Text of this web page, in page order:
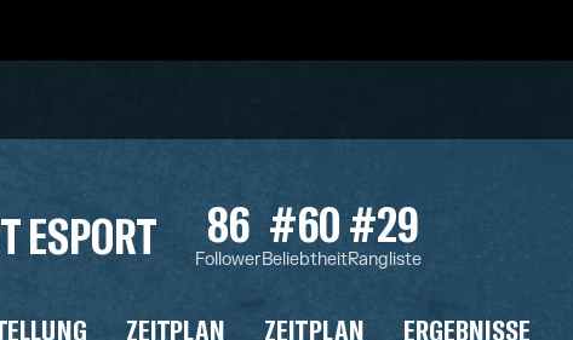
ESPORT 86
Follower
#60
Beliebtheit
#29
Rangliste
ZEITPLAN ZEITPLAN ERGEBNISSE